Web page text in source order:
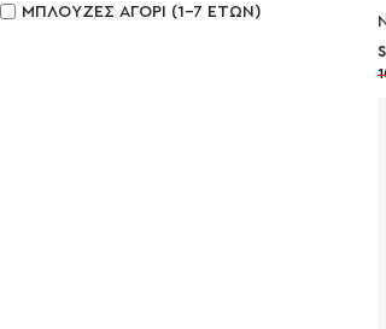
ΜΠΛΟΥΖΕΣ ΑΓΟΡΙ (1-7 ΕΤΩΝ)